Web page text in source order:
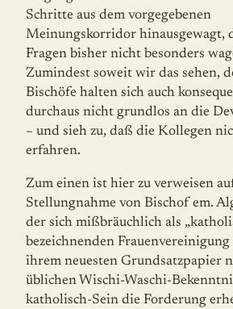
Schritte aus dem vorgegebenen
Meinungskorridor hinausgewagt,
Fragen bisher nicht besonders
Zumindest soweit wir das sehen,
Bischöfe halten sich auch
durchaus nicht grundlos an die
– und sieh zu, daß die Kollegen
erfahren.
Zum einen ist hier zu verweisen
Stellungnahme von Bischof em.
der sich mißbräuchlich als
bezeichnenden
ihrem neuesten Grundsatzpapier
üblichen Wischi-Waschi-
katholisch-Sein die Forderung